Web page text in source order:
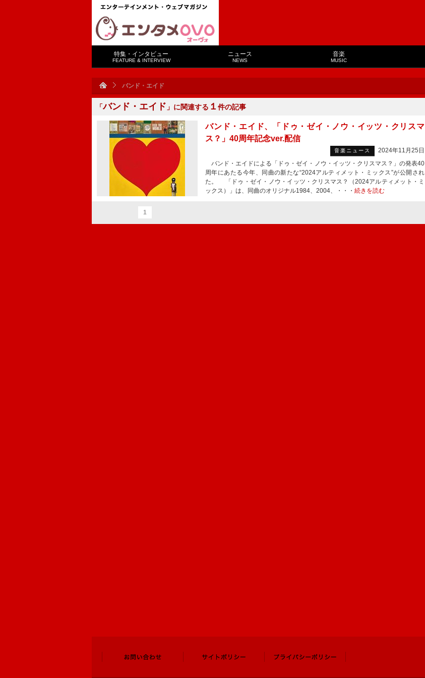
特集・インタビュー
FEATURE & INTERVIEW
ニュース
NEWS
音楽
MUSIC
バンド・エイド
「バンド・エイド 」に関連する １ 件の記事
バンド・エイド、「ドゥ・ゼイ・ノウ・イッツ・クリスマ
ス？」40周年記念ver.配信
音楽ニュース
2024年11月25日
バンド・エイドによる「ドゥ・ゼイ・ノウ・イッツ・クリスマス？」の発表40
周年にあたる今年、同曲の新たな“2024アルティメット・ミックス”が公開され
た。 「ドゥ・ゼイ・ノウ・イッツ・クリスマス？（2024アルティメット・ミ
ックス）」は、同曲のオリジナル1984、2004、・・・ 続きを読む
1